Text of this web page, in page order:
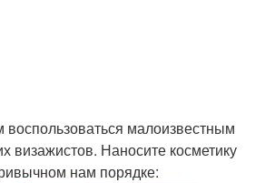
малоизвестным
визажистов. Наносите косметику
нам порядке: